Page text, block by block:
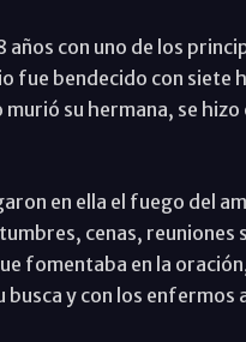
años con uno de los
fue bendecido con siete
su hermana, se
en ella el fuego del
cenas,
fomentaba en la
busca y con los enfermos